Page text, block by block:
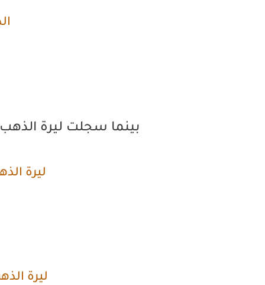
بينما سجلت ليرة الذهب
ليرة
ليرة